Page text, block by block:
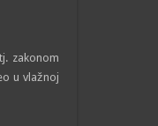
zakonom
u vlažnoj